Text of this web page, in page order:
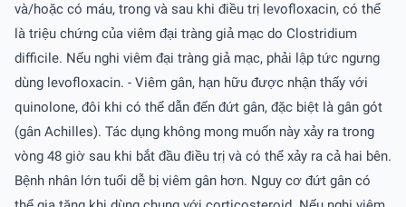
và/hoặc có máu, trong và sau khi điều trị levofloxacin, có thể
là triệu chứng của viêm đại tràng giả mạc do Clostridium
difficile. Nếu nghi viêm đại tràng giả mạc, phải lập tức ngưng
dùng levofloxacin. - Viêm gân, hạn hữu được nhận thấy với
quinolone, đôi khi có thể dẫn đến đứt gân, đặc biệt là gân gót
(gân Achilles). Tác dụng không mong muốn này xảy ra trong
vòng 48 giờ sau khi bắt đầu điều trị và có thể xảy ra cả hai bên.
Bệnh nhân lớn tuổi dễ bị viêm gân hơn. Nguy cơ đứt gân có